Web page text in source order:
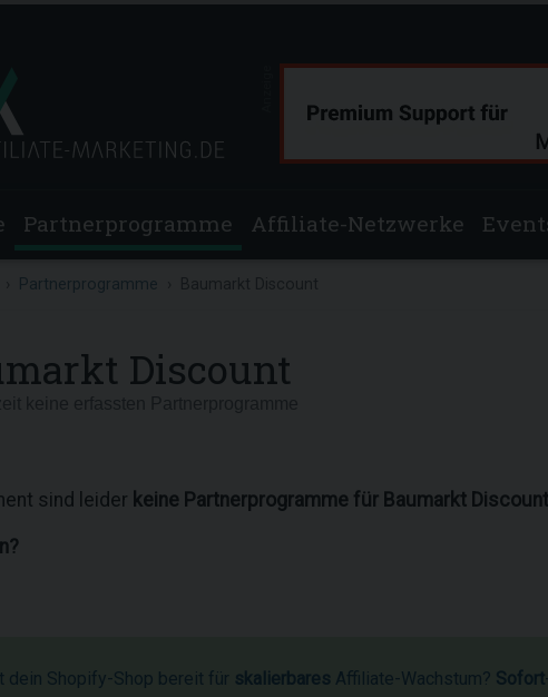
Partnerprogramme Affiliate-Netzwerke
Partnerprogramme
Discount
sind leider keine Partnerprogramme für Baumarkt Discount
dein Shopify-Shop bereit für skalierbares Affiliate-Wachstum? Sofort